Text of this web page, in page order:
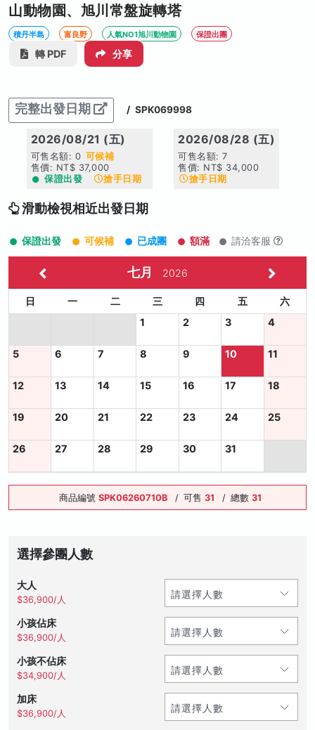
山動物園、旭川常盤旋轉塔
積丹半島 富良野 人氣NO1旭川動物園 保證出團
轉 PDF 分享
完整出發日期 / SPK069998
2026/08/21 (五)
可售名額: 0 可候補
售價: NT$ 37,000
保證出發
搶手日期
2026/08/28 (五)
可售名額: 7
售價: NT$ 34,000
搶手日期
滑動檢視相近出發日期
保證出發 可候補 已成團 額滿 請洽客服
七月 2026
日 一 二 三 四 五
六
1
2 3 4
5 6 7 8 9 10 11
12 13 14 15 16 17 18
19 20 21 22 23 24 25
26 27 28 29 30 31
商品編號 SPK06260710B / 可售 31 / 總數 31
選擇參團人數
大人
$36,900/人
小孩佔床
$36,900/人
小孩不佔床
$34,900/人
加床
$36,900/人